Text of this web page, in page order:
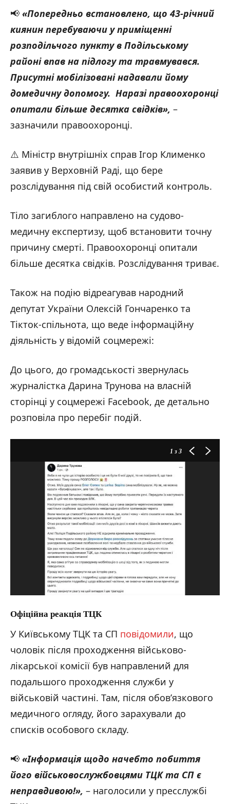
📢 «Попередньо встановлено, що 43-річний
киянин перебуваючи у приміщенні
розподільчого пункту в Подільському
районі впав на підлогу та травмувався.
Присутні мобілізовані надавали йому
домедичну допомогу. Наразі правоохоронці
опитали більше десятка свідків», –
зазначили правоохоронці.
⚠️ Міністр внутрішніх справ Ігор Клименко
заявив у Верховній Раді, що бере
розслідування під свій особистий контроль.
Тіло загиблого направлено на судово-
медичну експертизу, щоб встановити точну
причину смерті. Правоохоронці опитали
більше десятка свідків. Розслідування триває.
Також на подію відреагував народний
депутат України Олексій Гончаренко та
Тікток-спільнота, що веде інформаційну
діяльність у відомій соцмережі:
До цього, до громадськості звернулась
журналістка Дарина Трунова на власній
сторінці у соцмережі Facebook, де детально
розповіла про перебіг подій.
1 з 3
Офіційна реакція ТЦК
У Київському ТЦК та СП повідомили, що
чоловік після проходження військово-
лікарської комісії був направлений для
подальшого проходження служби у
військовій частині. Там, після обов’язкового
медичного огляду, його зарахували до
списків особового складу.
📢 «Інформація щодо начебто побиття
його військовослужбовцями ТЦК та СП є
неправдивою!», – наголосили у пресслужбі